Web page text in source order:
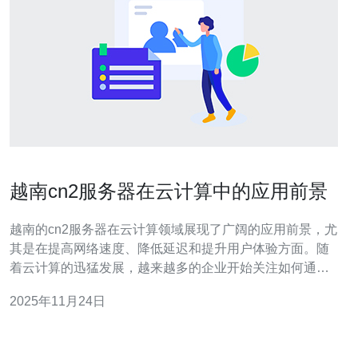
越南cn2服务器在云计算中的应用前景
越南的cn2服务器在云计算领域展现了广阔的应用前景，尤
其是在提高网络速度、降低延迟和提升用户体验方面。随
着云计算的迅猛发展，越来越多的企业开始关注如何通过
为行业领先者，提供了高品质的VPS和主机服务，助力企
2025年11月24日